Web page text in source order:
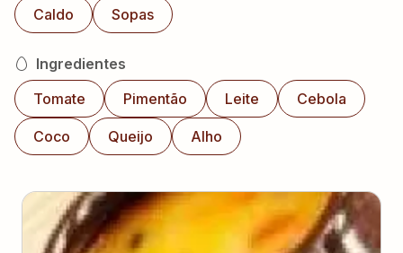
Caldo Sopas
Ingredientes
Tomate
Pimentão Leite Cebola
Coco Queijo Alho